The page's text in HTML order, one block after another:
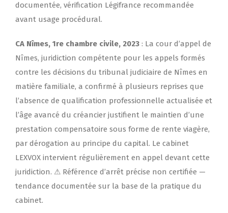
documentée, vérification Légifrance recommandée
avant usage procédural.
CA Nîmes, 1re chambre civile, 2023 : La cour d’appel de
Nîmes, juridiction compétente pour les appels formés
contre les décisions du tribunal judiciaire de Nîmes en
matière familiale, a confirmé à plusieurs reprises que
l’absence de qualification professionnelle actualisée et
l’âge avancé du créancier justifient le maintien d’une
prestation compensatoire sous forme de rente viagère,
par dérogation au principe du capital. Le cabinet
LEXVOX intervient régulièrement en appel devant cette
juridiction. ⚠ Référence d’arrêt précise non certifiée —
tendance documentée sur la base de la pratique du
cabinet.